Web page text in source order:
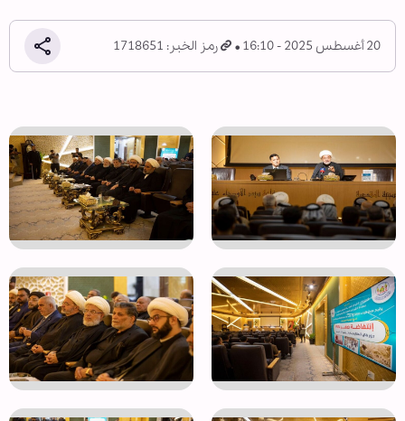
20 أغسطس 2025 - 16:10 رمز الخبر: 1718651